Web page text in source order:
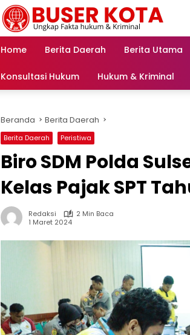
Home Berita Daerah Berita Utama
Konsultasi Hukum Hukum & Kriminal
Beranda Berita Daerah
Berita Daerah Peristiwa
Biro SDM Polda
Kelas Pajak SPT
Redaksi
2 Min Baca
1 Maret 2024